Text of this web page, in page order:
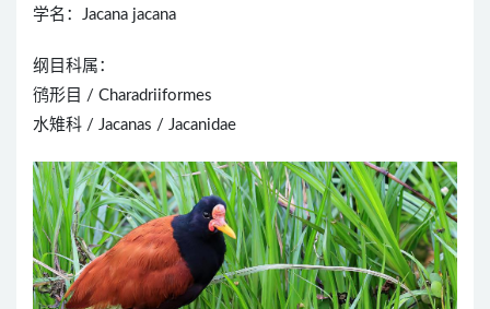
学名：Jacana jacana
纲目科属：
鸻形目 / Charadriiformes
水雉科 / Jacanas / Jacanidae